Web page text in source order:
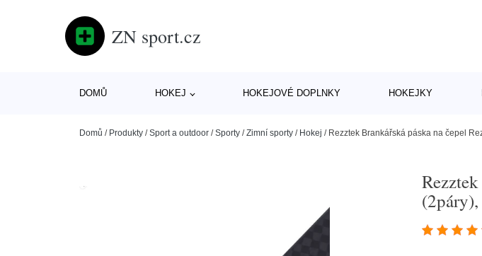
ZN sport.cz
DOMŮ HOKEJ HOKEJOVÉ DOPLNKY HOKEJKY
Domů / Produkty /Sport a outdoor /Sporty /Zimní sporty / Hokej / Rezztek Brankářská páska na čepel